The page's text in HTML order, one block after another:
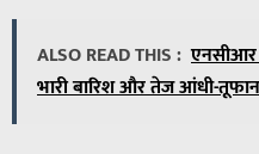
ALSO READ THIS : एनसीआर
भारी बारिश और तेज आंधी-